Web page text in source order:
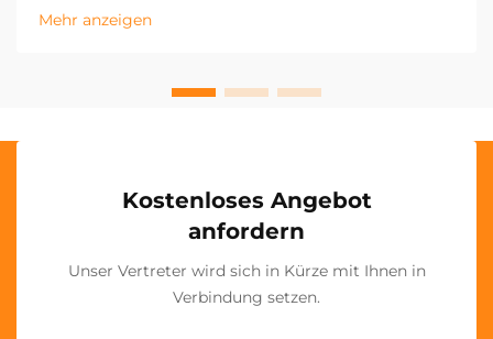
Mehr anzeigen
Kostenloses Angebot
anfordern
Unser Vertreter wird sich in Kürze mit Ihnen in
Verbindung setzen.